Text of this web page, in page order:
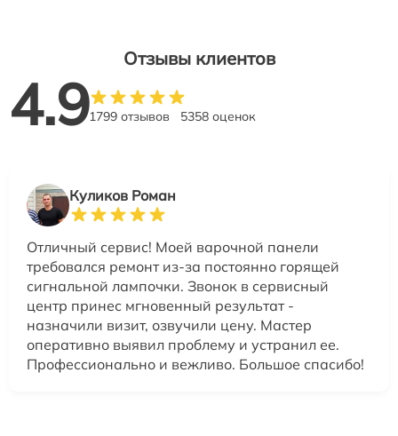
Отзывы клиентов
4.91799 отзывов 5358 оценок
Куликов Роман
Отличный сервис! Моей варочной панели
требовался ремонт из-за постоянно горящей
сигнальной лампочки. Звонок в сервисный
центр принес мгновенный результат -
назначили визит, озвучили цену. Мастер
оперативно выявил проблему и устранил ее.
Профессионально и вежливо. Большое спасибо!